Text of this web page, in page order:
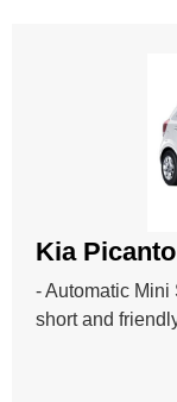
Kia
- Automatic
short and